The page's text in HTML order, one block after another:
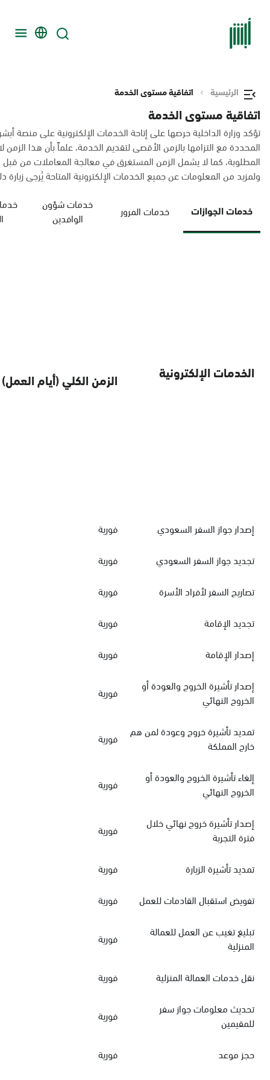
الرئيسية اتفاقية مستوى الخدمة
اتفاقية مستوى الخدمة
تؤكد وزارة الداخلية حرصها على إتاحة الخدمات الإلكترونية على منصة
المحددة مع التزامها بالزمن الأقصى لتقديم الخدمة، علماً بأن هذا
المطلوبة، كما لا يشمل الزمن المستغرق في معالجة المعاملات من
ولمزيد من المعلومات عن جميع الخدمات الإلكترونية المتاحة يُرجى زيارة
خدمات الجوازات خدمات المرور
خدمات شؤون
الوافدين
الخدمات الإلكترونية الزمن الكلي (أيام العمل)
إصدار جواز السفر السعودي
فورية
تجديد جواز السفر السعودي
فورية
تصاريح السفر لأفراد الأسرة
فورية
تجديد الإقامة
فورية
إصدار الإقامة
فورية
إصدار تأشيرة الخروج والعودة أو
الخروج النهائي
فورية
تمديد تأشيرة خروج وعودة لمن هم
خارج المملكة
فورية
إلغاء تأشيرة الخروج والعودة أو
الخروج النهائي
فورية
إصدار تأشيرة خروج نهائي خلال
فترة التجربة
فورية
تمديد تأشيرة الزيارة
فورية
تفويض استقبال القادمات للعمل
فورية
تبليغ تغيب عن العمل للعمالة
المنزلية
فورية
نقل خدمات العمالة المنزلية
فورية
تحديث معلومات جواز سفر
للمقيمين
فورية
حجز موعد
فورية